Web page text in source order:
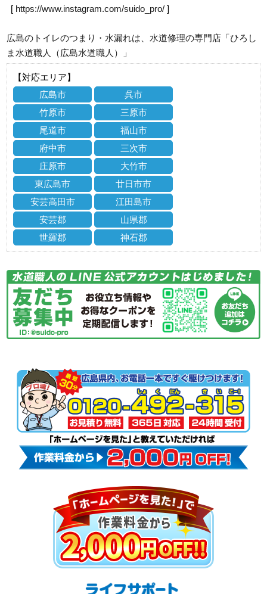
[ https://www.instagram.com/suido_pro/ ]
広島のトイレのつまり・水漏れは、水道修理の専門店「ひろし
ま水道職人（広島水道職人）」
【対応エリア】
広島市
呉市
竹原市
三原市
尾道市
福山市
府中市
三次市
庄原市
大竹市
東広島市
廿日市市
安芸高田市
江田島市
安芸郡
山県郡
世羅郡
神石郡